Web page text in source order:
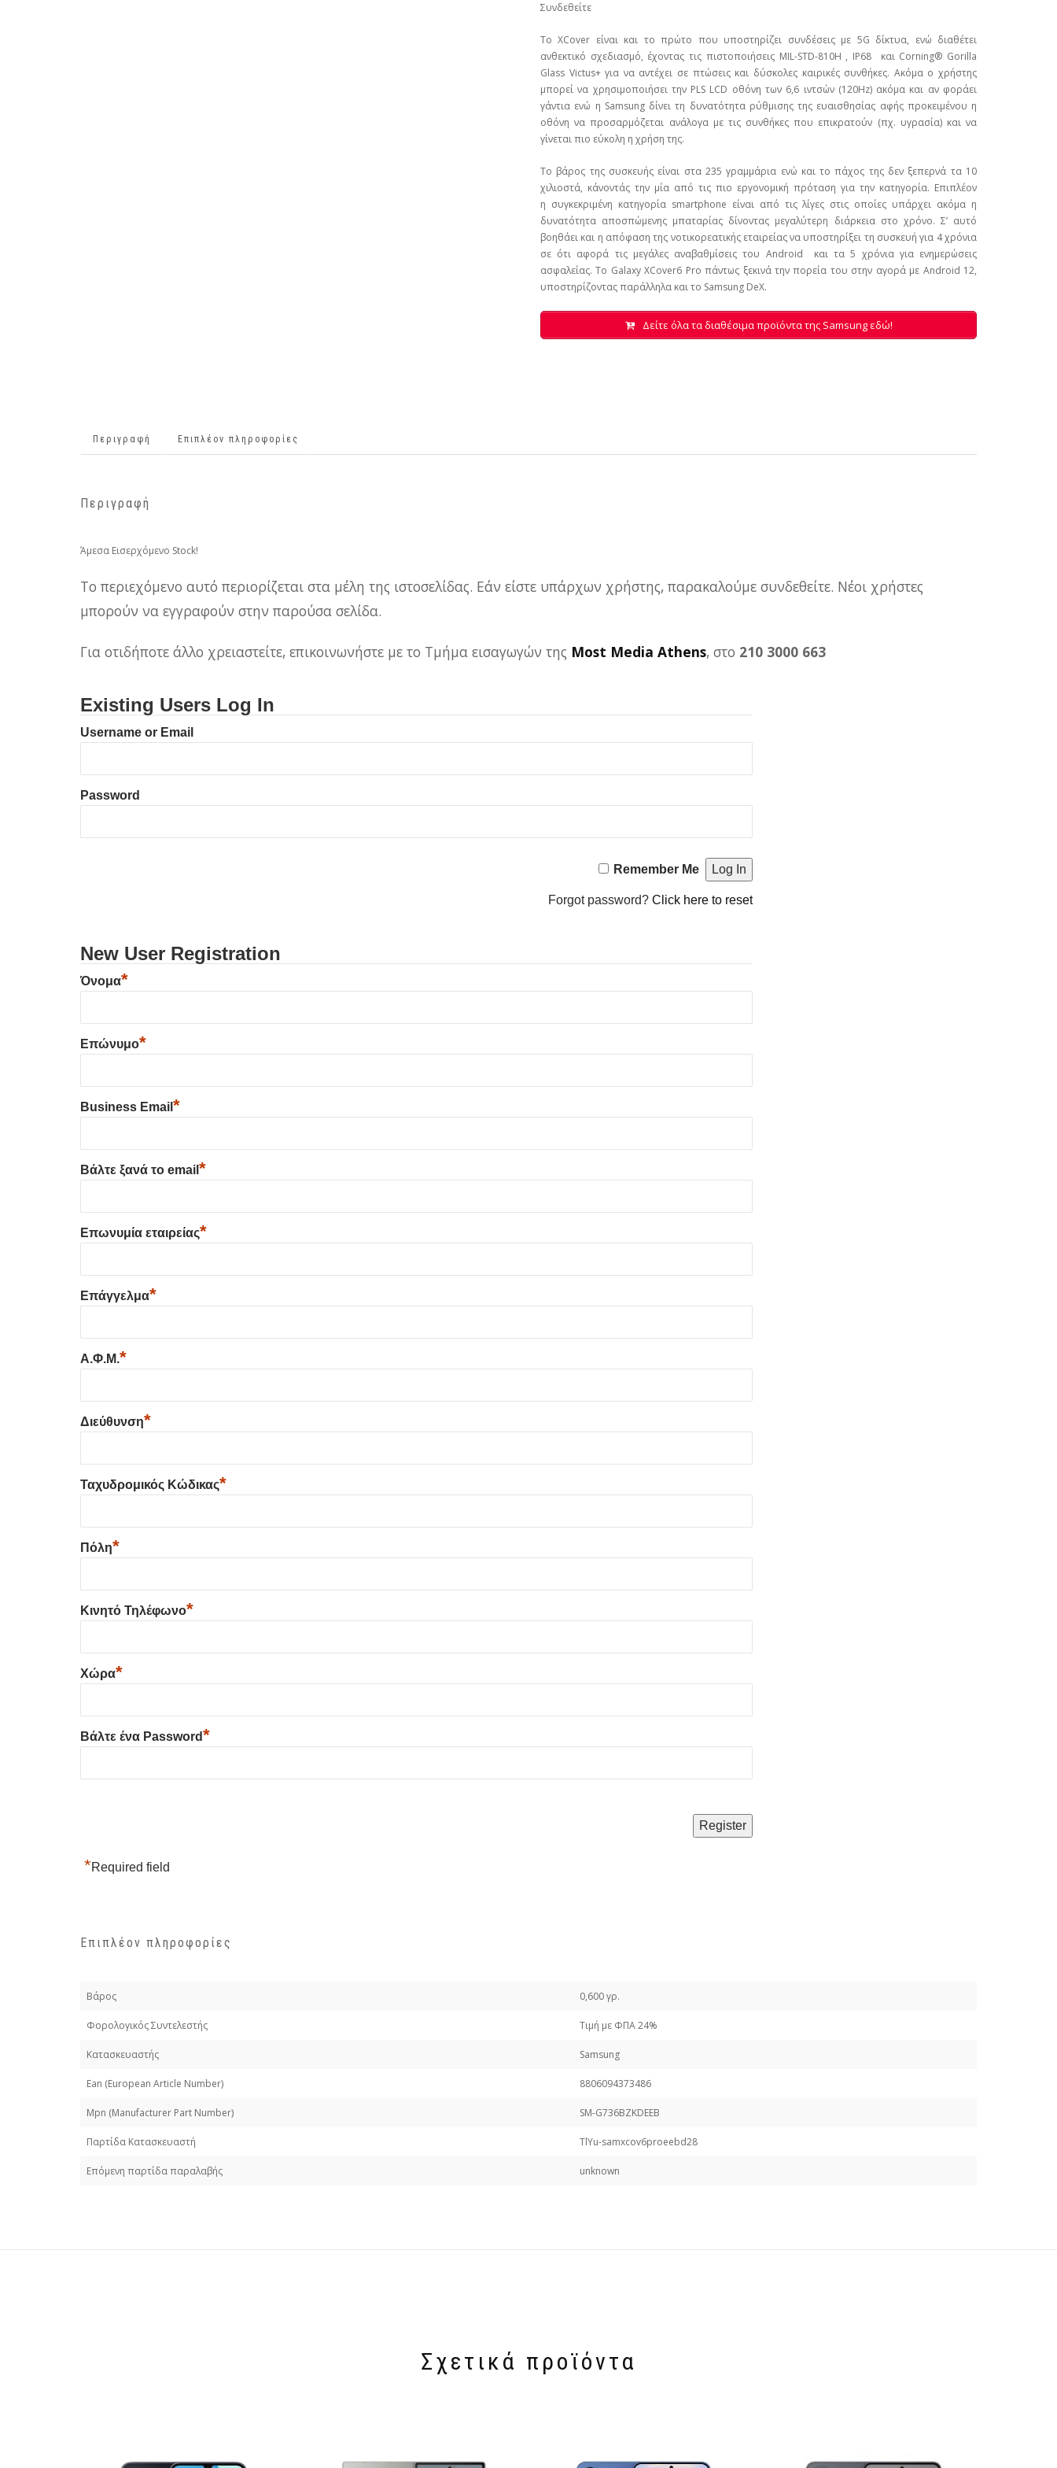
Συνδεθείτε
Το XCover είναι και το πρώτο που υποστηρίζει συνδέσεις με 5G δίκτυα, ενώ διαθέτει
ανθεκτικό σχεδιασμό, έχοντας τις πιστοποιήσεις MIL-STD-810H , IP68 και Corning® Gorilla
Glass Victus+ για να αντέχει σε πτώσεις και δύσκολες καιρικές συνθήκες. Ακόμα ο χρήστης
μπορεί να χρησιμοποιήσει την PLS LCD οθόνη των 6,6 ιντσών (120Hz) ακόμα και αν φοράει
γάντια ενώ η Samsung δίνει τη δυνατότητα ρύθμισης της ευαισθησίας αφής προκειμένου η
οθόνη να προσαρμόζεται ανάλογα με τις συνθήκες που επικρατούν (πχ. υγρασία) και να
γίνεται πιο εύκολη η χρήση της.
Το βάρος της συσκευής είναι στα 235 γραμμάρια ενώ και το πάχος της δεν ξεπερνά τα 10
χιλιοστά, κάνοντάς την μία από τις πιο εργονομική πρόταση για την κατηγορία. Επιπλέον
η συγκεκριμένη κατηγορία smartphone είναι από τις λίγες στις οποίες υπάρχει ακόμα η
δυνατότητα αποσπώμενης μπαταρίας δίνοντας μεγαλύτερη διάρκεια στο χρόνο. Σ’ αυτό
βοηθάει και η απόφαση της νοτικορεατικής εταιρείας να υποστηρίξει τη συσκευή για 4 χρόνια
σε ότι αφορά τις μεγάλες αναβαθμίσεις του Android και τα 5 χρόνια για ενημερώσεις
ασφαλείας. Το Galaxy XCover6 Pro πάντως ξεκινά την πορεία του στην αγορά με Android 12,
υποστηρίζοντας παράλληλα και το Samsung DeX.
Δείτε όλα τα διαθέσιμα προϊόντα της Samsung εδώ!
Περιγραφή Επιπλέον πληροφορίες
Περιγραφή
Άμεσα Εισερχόμενο Stock!
Το περιεχόμενο αυτό περιορίζεται στα μέλη της ιστοσελίδας. Εάν είστε υπάρχων χρήστης, παρακαλούμε συνδεθείτε. Νέοι χρήστες
μπορούν να εγγραφούν στην παρούσα σελίδα.
Για οτιδήποτε άλλο χρειαστείτε, επικοινωνήστε με το Τμήμα εισαγωγών της Most Media Athens, στο 210 3000 663
Existing Users Log In
Username or Email
Password
Remember Me
Forgot password? Click here to reset
New User Registration
Όνομα*
Επώνυμο*
Business Email *
Βάλτε ξανά το email *
Επωνυμία εταιρείας*
Επάγγελμα*
Α.Φ.Μ.*
Διεύθυνση*
Ταχυδρομικός Κώδικας*
Πόλη*
Κινητό Τηλέφωνο*
Χώρα*
Βάλτε ένα Password*
*Required field
Επιπλέον πληροφορίες
Βάρος 0,600 γρ.
Φορολογικός Συντελεστής Τιμή με ΦΠΑ 24%
Κατασκευαστής Samsung
Εan (European Article Number) 8806094373486
Mpn (Manufacturer Part Number) SM-G736BZKDEEB
Παρτίδα Κατασκευαστή TlYu-samxcov6proeebd28
Επόμενη παρτίδα παραλαβής unknown
Σχετικά προϊόντα